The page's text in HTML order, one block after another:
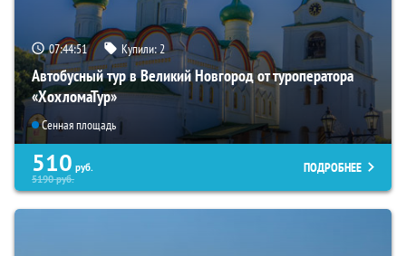
07:44:50 Купили:2
Автобусный тур в Великий Новгород от туроператора
«ХохломаТур»
Сенная площадь
510 руб.
5190руб.
ПОДРОБНЕЕ